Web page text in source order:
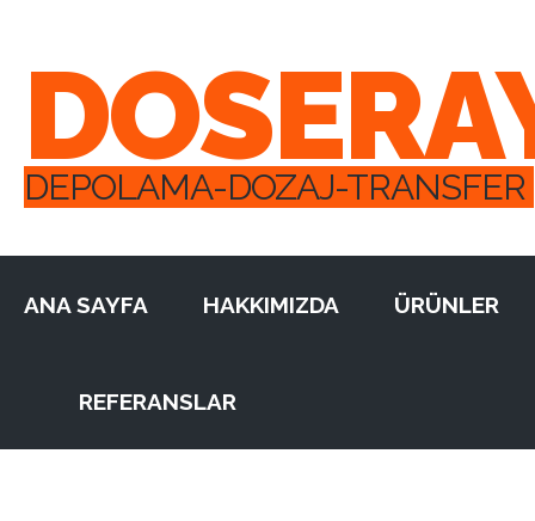
DEPOLAMA-DOZAJ-TRANSFER
ANA SAYFA HAKKIMIZDA ÜRÜNLER
REFERANSLAR